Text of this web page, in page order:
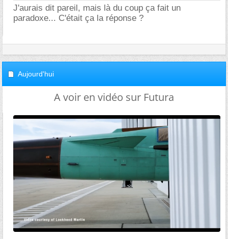
J'aurais dit pareil, mais là du coup ça fait un
paradoxe... C'était ça la réponse ?
Aujourd'hui
A voir en vidéo sur Futura